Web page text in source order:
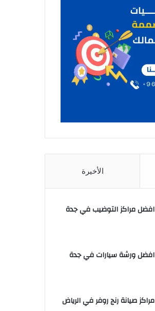
الأخيرة
افضل مراكز التوضيب في جدة
افضل ورشة سيارات في جدة
مراكز صيانة رنج روفر في الرياض